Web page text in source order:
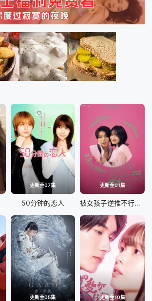
更新至07集
50分钟的恋人
更新至01集
被女孩子逆推不行吗？
更新至05集 更新至10集